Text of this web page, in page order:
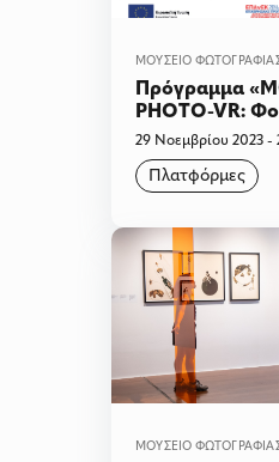
ΜΟΥΣΕΊΟ
Πρόγραμμα
PHOTO-VR:
Εργαστήριο
Πρόσβασης για
Ανάδειξη της
29 Νοεμβρίου 2023 -
Πλατφόρμες
ΜΟΥΣΕΊΟ